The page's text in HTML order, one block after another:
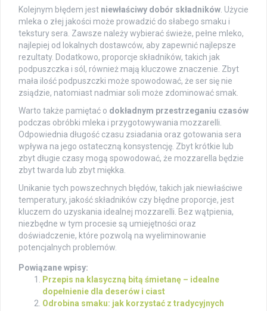
Kolejnym błędem jest niewłaściwy dobór składników . Użycie
mleka o złej jakości może prowadzić do słabego smaku i
tekstury sera. Zawsze należy wybierać świeże, pełne mleko,
najlepiej od lokalnych dostawców, aby zapewnić najlepsze
rezultaty. Dodatkowo, proporcje składników, takich jak
podpuszczka i sól, również mają kluczowe znaczenie. Zbyt
mała ilość podpuszczki może spowodować, że ser się nie
zsiądzie, natomiast nadmiar soli może zdominować smak.
Warto także pamiętać o dokładnym przestrzeganiu czasów
podczas obróbki mleka i przygotowywania mozzarelli.
Odpowiednia długość czasu zsiadania oraz gotowania sera
wpływa na jego ostateczną konsystencję. Zbyt krótkie lub
zbyt długie czasy mogą spowodować, że mozzarella będzie
zbyt twarda lub zbyt miękka.
Unikanie tych powszechnych błędów, takich jak niewłaściwe
temperatury, jakość składników czy błędne proporcje, jest
kluczem do uzyskania idealnej mozzarelli. Bez wątpienia,
niezbędne w tym procesie są umiejętności oraz
doświadczenie, które pozwolą na wyeliminowanie
potencjalnych problemów.
Powiązane wpisy:
Przepis na klasyczną bitą śmietanę – idealne
dopełnienie dla deserów i ciast
Odrobina smaku: jak korzystać z tradycyjnych